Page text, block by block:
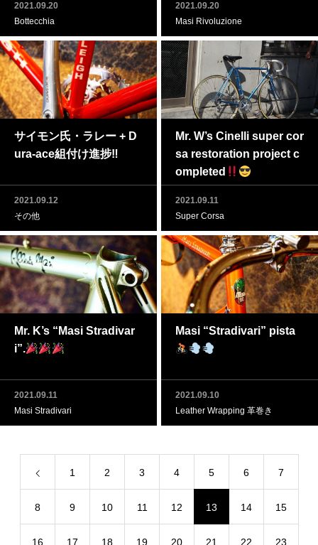
2021.09.20
Bottecchia
2021.09.20
Masi Rivoluzione
サイモン氏・ラレー + D
ura-ace組付け進捗‼
2021.09.12
その他
Mr. W’s Cinelli super cor
sa restoration project c
ompleted
2021.09.11
Super Corsa
Mr. K’s “Masi Stradivar
i”.
2021.09.11
Masi Stradivari
Masi “Stradivari” pista
2021.09.10
Leather Wrapping 革巻き
1 2 3 4 5 6 7
8 9 10 11 12 13 14 15
16 17 18 19 20 21 22 23